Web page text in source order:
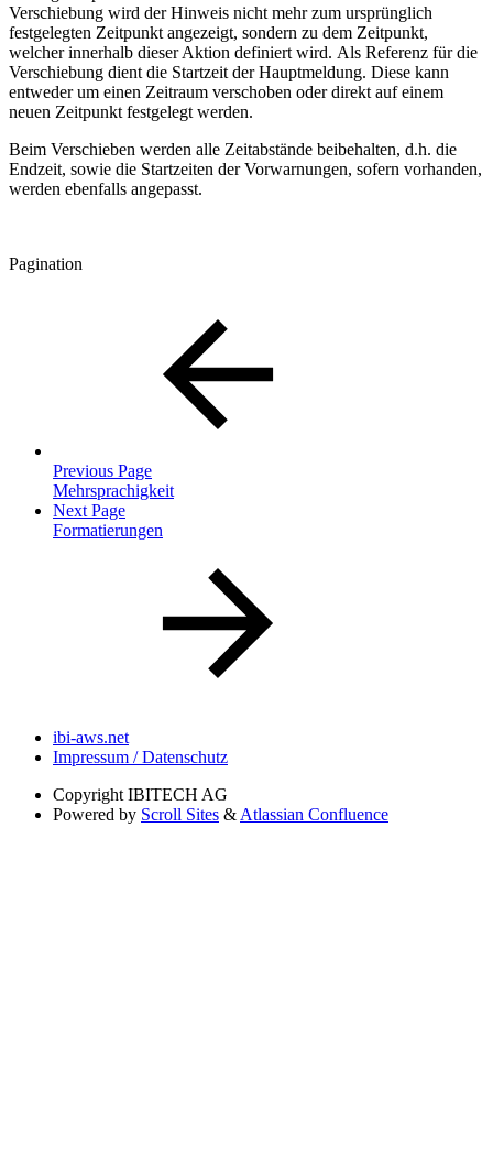
Verschiebung wird der Hinweis nicht mehr zum ursprünglich
festgelegten Zeitpunkt angezeigt, sondern zu dem Zeitpunkt,
welcher innerhalb dieser Aktion definiert wird. Als Referenz für die
Verschiebung dient die Startzeit der Hauptmeldung. Diese kann
entweder um einen Zeitraum verschoben oder direkt auf einem
neuen Zeitpunkt festgelegt werden.
Beim Verschieben werden alle Zeitabstände beibehalten, d.h. die
Endzeit, sowie die Startzeiten der Vorwarnungen, sofern vorhanden,
werden ebenfalls angepasst.
Pagination
Previous Page
Mehrsprachigkeit
Next Page
Formatierungen
ibi-aws.net
Impressum / Datenschutz
Copyright IBITECH AG
Powered by Scroll Sites & Atlassian Confluence